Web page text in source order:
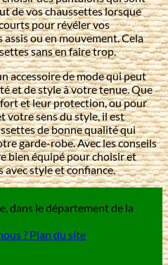
de vos chaussettes lorsque
pour révéler vos
ou en mouvement. Cela
sans en faire trop.
accessoire de mode qui peut
et de style à votre tenue. Que
et leur protection, ou pour
votre sens du style, il est
de bonne qualité qui
garde-robe. Avec les conseils
bien équipé pour choisir et
style et confiance.
dans le département de la
? Plan du site